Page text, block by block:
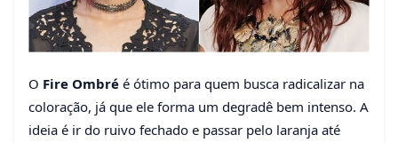
O Fire Ombré é ótimo para quem busca radicalizar na
coloração, já que ele forma um degradê bem intenso. A
ideia é ir do ruivo fechado e passar pelo laranja até